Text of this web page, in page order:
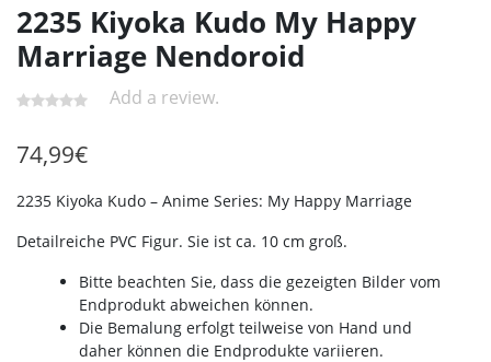
2235 Kiyoka Kudo My Happy
Marriage Nendoroid
Add a review.
74,99€
2235 Kiyoka Kudo – Anime Series: My Happy Marriage
Detailreiche PVC Figur. Sie ist ca. 10 cm groß.
Bitte beachten Sie, dass die gezeigten Bilder vom
Endprodukt abweichen können.
Die Bemalung erfolgt teilweise von Hand und
daher können die Endprodukte variieren.